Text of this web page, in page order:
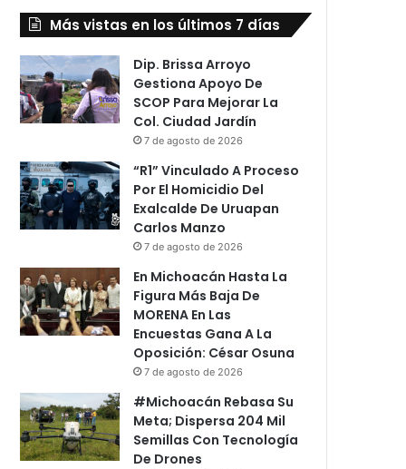
Más vistas en los últimos 7 días
Dip. Brissa Arroyo
Gestiona Apoyo De
SCOP Para Mejorar La
Col. Ciudad Jardín
7 de agosto de 2026
“R1” Vinculado A Proceso
Por El Homicidio Del
Exalcalde De Uruapan
Carlos Manzo
7 de agosto de 2026
En Michoacán Hasta La
Figura Más Baja De
MORENA En Las
Encuestas Gana A La
Oposición: César Osuna
7 de agosto de 2026
#Michoacán Rebasa Su
Meta; Dispersa 204 Mil
Semillas Con Tecnología
De Drones